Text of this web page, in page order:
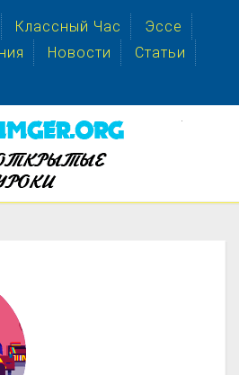
Классный Час
Эссе
Новости
Статьи
.